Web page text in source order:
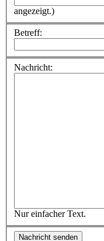
angezeigt.)
Betreff:
Nachricht:
Nur einfacher Text.